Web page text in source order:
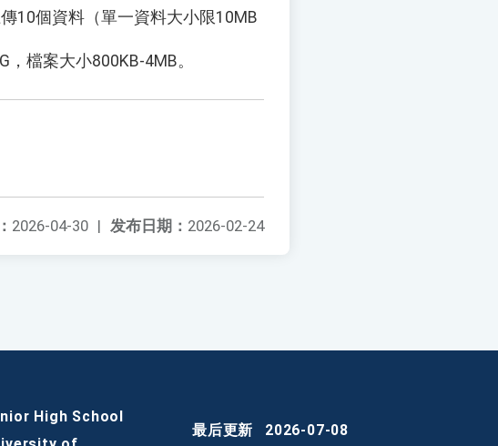
10個資料（單一資料大小限10MB
檔案大小800KB-4MB。
发布日期： 2026-02-24
2026-04-30 |
High School
最后更新 2026-07-08